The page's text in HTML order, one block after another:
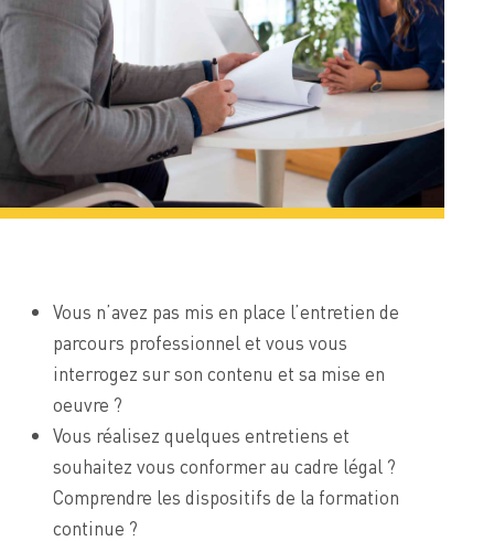
Vous n’avez pas mis en place l’entretien de
parcours professionnel et vous vous
interrogez sur son contenu et sa mise en
oeuvre ?
Vous réalisez quelques entretiens et
souhaitez vous conformer au cadre légal ?
Comprendre les dispositifs de la formation
continue ?